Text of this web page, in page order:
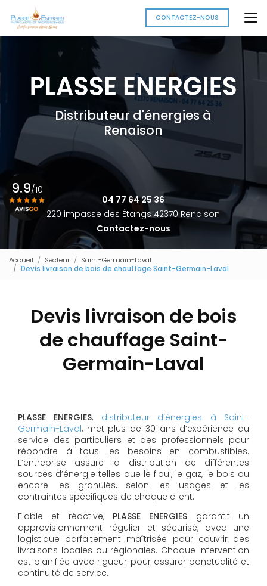
au
contenu
principal
CONTACTEZ-NOUS
Distributeur d'énergies à
Renaison
04 77 64 25 36
220 impasse des Étangs 42370 Renaison
Contactez-nous
9.9/10
Accueil Secteur
Saint-Germain-Laval
Devis livraison de bois de chauffage Saint-Germain-Laval
Devis livraison de bois
de chauffage Saint-
Germain-Laval
PLASSE ENERGIES, distributeur d’énergies à Saint-
Germain-Laval, met plus de 30 ans d’expérience au
service des particuliers et des professionnels pour
répondre à tous les besoins en combustibles.
L’entreprise assure la distribution de différentes
sources d’énergie telles que le fioul, le gaz, le bois ou
encore les granulés, selon les usages et les
contraintes spécifiques de chaque client.
Fiable et réactive, PLASSE ENERGIES garantit un
approvisionnement régulier et sécurisé, avec une
logistique parfaitement maîtrisée pour couvrir des
livraisons locales ou régionales. Chaque intervention
est planifiée avec rigueur pour assurer ponctualité et
continuité de service.